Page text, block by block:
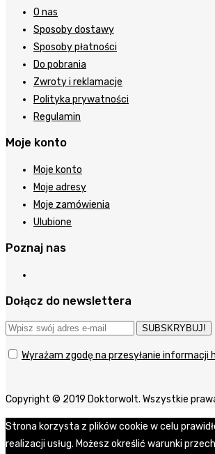
O nas
Sposoby dostawy
Sposoby płatności
Do pobrania
Zwroty i reklamacje
Polityka prywatności
Regulamin
Moje konto
Moje konto
Moje adresy
Moje zamówienia
Ulubione
Poznaj nas
Dołącz do newslettera
SUBSKRYBUJ!
Wyrażam zgodę na przesyłanie informacji
Copyright © 2019 Doktorwolt. Wszystkie
Strona korzysta z plików cookie w celu
realizacji usług. Możesz określić warunki